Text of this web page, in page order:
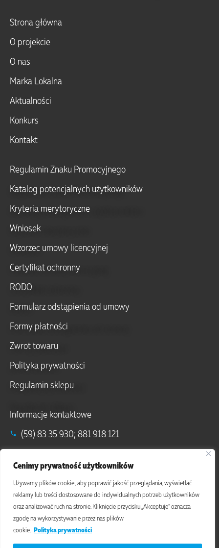
Cenimy prywatność użytkowników
Używamy plików cookie , aby poprawić jakość przeglądania, wyświetlać
reklamy lub treści dostosowane do indywidualnych potrzeb użytkowników
oraz analizować ruch na stronie. Kliknięcie przycisku „Akceptuje” oznacza
zgodę na wykorzystywanie przez nas plików
cookie. Polityka prywatności
Strona główna
O projekcie
O nas
Marka Lokalna
Aktualności
Konkurs
Kontakt
Regulamin Znaku Promocyjnego
Katalog potencjalnych użytkowników
Kryteria merytoryczne
Wniosek
Wzorzec umowy licencyjnej
Certyfikat ochronny
RODO
Formularz odstąpienia od umowy
Formy płatności
Zwrot towaru
Polityka prywatności
Regulamin sklepu
Informacje kontaktowe
(59) 83 35 930; 881 918 121
info@komturianatury.pl; sklep@komturianatury.pl
Debrzno (77-310), ul. Ogrodowa 26